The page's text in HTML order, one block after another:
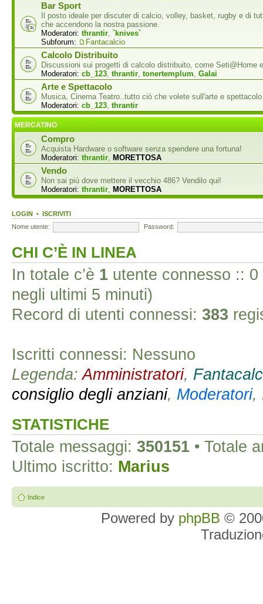
Bar Sport
Il posto ideale per discuter di calcio, volley, basket, rugby e di
che accendono la nostra passione.
Moderatori: thrantir, `knives`
Subforum:
Fantacalcio
Calcolo Distribuito
Discussioni sui progetti di calcolo distribuito, come Seti@Home
Moderatori: cb_123, thrantir, tonertemplum, Galai
Arte e Spettacolo
Musica, Cinema Teatro..tutto ciò che volete sull'arte e
Moderatori: cb_123, thrantir
MERCATINO
Compro
Acquista Hardware o software senza spendere una fortuna!
Moderatori: thrantir, MORETTOSA
Vendo
Non sai più dove mettere il vecchio 486? Vendilo qui!
Moderatori: thrantir, MORETTOSA
LOGIN • ISCRIVITI
Nome utente:
Password:
CHI C’È IN LINEA
In totale c’è 1 utente connesso ::
negli ultimi 5 minuti)
Record di utenti connessi: 383
Iscritti connessi: Nessuno
Legenda:Amministratori,
consiglio degli anziani, Moderatori,
STATISTICHE
Totale messaggi: 350151 • Totale
Ultimo iscritto: Marius
Indice
Powered by phpBB ©